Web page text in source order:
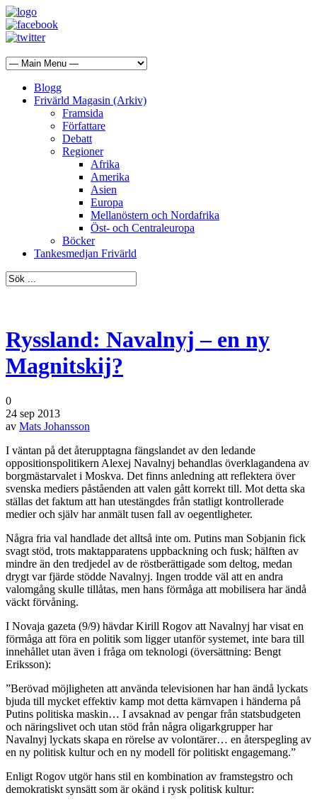
Blogg
Frivärld Magasin (Arkiv)
Framsida
Författare
Debatt
Regioner
Afrika
Amerika
Asien
Europa
Mellanöstern och Nordafrika
Öst- och Centraleuropa
Böcker
Tankesmedjan Frivärld
Ryssland: Navalnyj – en ny
Magnitskij?
0
24 sep 2013
av Mats Johansson
I väntan på det återupptagna fängslandet av den ledande
oppositionspolitikern Alexej Navalnyj behandlas överklagandena av
borgmästarvalet i Moskva. Det finns anledning att reflektera över
svenska mediers påståenden att valen gått korrekt till. Mot detta ska
ställas det faktum att han utestängdes från statligt kontrollerade
medier och själv har anmält tusen fall av oegentligheter.
Några fria val handlade det alltså inte om. Putins man Sobjanin fick
svagt stöd, trots maktapparatens uppbackning och fusk; hälften av
mindre än den tredjedel av de röstberättigade som deltog, medan
drygt var fjärde stödde Navalnyj. Ingen trodde väl att en andra
valomgång skulle tillåtas, men hans förmåga att mobilisera har ändå
väckt förvåning.
I Novaja gazeta (9/9) hävdar Kirill Rogov att Navalnyj har visat en
förmåga att föra en politik som ligger utanför systemet, inte bara till
innehållet utan även i fråga om teknologi (översättning: Bengt
Eriksson):
”Berövad möjligheten att använda televisionen har han ändå lyckats
bjuda till mycket effektiv kamp mot detta kärnvapen i händerna på
Putins politiska maskin… I avsaknad av pengar från statsbudgeten
och näringslivet och utan stöd från några oligarkgrupper har
Navalnyj lyckats skapa en rörelse av volontärer… en återspegling av
en ny politisk kultur och en ny modell för politiskt engagemang.”
Enligt Rogov utgör hans stil en kombination av framstegstro och
demokratiskt synsätt som är okänd i rysk politisk kultur: